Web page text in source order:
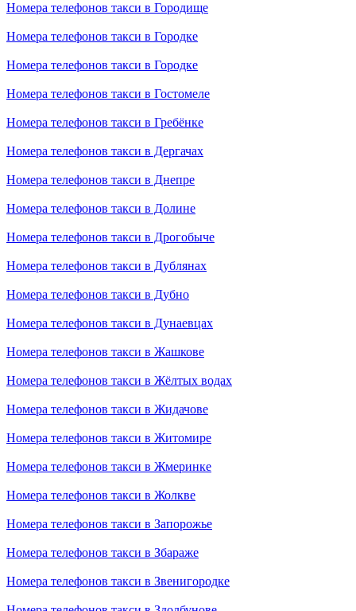
Номера телефонов такси в Городище
Номера телефонов такси в Городке
Номера телефонов такси в Городке
Номера телефонов такси в Гостомеле
Номера телефонов такси в Гребёнке
Номера телефонов такси в Дергачах
Номера телефонов такси в Днепре
Номера телефонов такси в Долине
Номера телефонов такси в Дрогобыче
Номера телефонов такси в Дублянах
Номера телефонов такси в Дубно
Номера телефонов такси в Дунаевцах
Номера телефонов такси в Жашкове
Номера телефонов такси в Жёлтых водах
Номера телефонов такси в Жидачове
Номера телефонов такси в Житомире
Номера телефонов такси в Жмеринке
Номера телефонов такси в Жолкве
Номера телефонов такси в Запорожье
Номера телефонов такси в Збараже
Номера телефонов такси в Звенигородке